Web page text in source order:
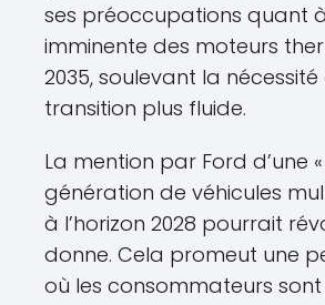
ses préoccupations quant
imminente des moteurs
2035, soulevant la nécessité
transition plus fluide.
La mention par Ford d’une
génération de véhicules
à l’horizon 2028 pourrait
donne. Cela promeut une
où les consommateurs